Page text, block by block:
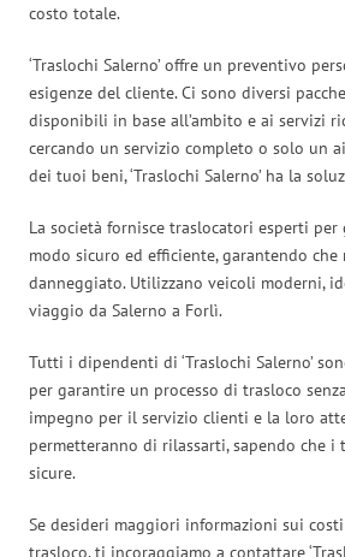
costo totale.
‘Traslochi Salerno’ offre un preventivo
esigenze del cliente. Ci sono diversi
disponibili in base all’ambito e ai servizi
cercando un servizio completo o solo un
dei tuoi beni, ‘Traslochi Salerno’ ha la
La società fornisce traslocatori esperti
modo sicuro ed efficiente, garantendo che
danneggiato. Utilizzano veicoli moderni,
viaggio da Salerno a Forlì.
Tutti i dipendenti di ‘Traslochi Salerno’
per garantire un processo di trasloco
impegno per il servizio clienti e la loro
permetteranno di rilassarti, sapendo che
sicure.
Se desideri maggiori informazioni sui
trasloco, ti incoraggiamo a contattare